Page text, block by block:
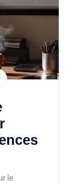
le